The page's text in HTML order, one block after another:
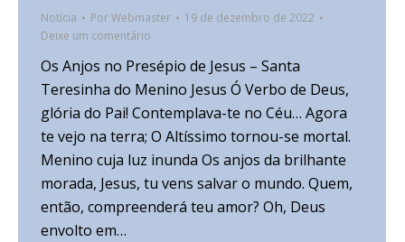
Notícia PorWebmaster
19 de dezembro de 2022
Deixe um comentário
Os Anjos no Presépio de Jesus – Santa
Teresinha do Menino Jesus Ó Verbo de Deus,
glória do Pai! Contemplava-te no Céu… Agora
te vejo na terra; O Altíssimo tornou-se mortal.
Menino cuja luz inunda Os anjos da brilhante
morada, Jesus, tu vens salvar o mundo. Quem,
então, compreenderá teu amor? Oh, Deus
envolto em…